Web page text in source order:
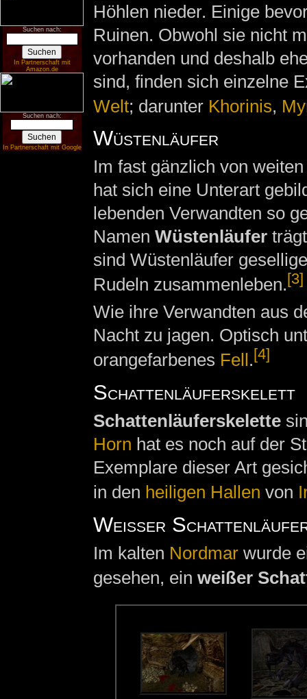
Suchen nach:
In Partnerschaft mit
Amazon.de
Suchen nach:
In Partnerschaft mit Google
Höhlen nieder. Einige
Ruinen. Obwohl sie nicht
vorhanden und deshalb
sind, finden sich einzelne
Welt; darunter Khorinis,
Wüstenläufer
Im fast gänzlich von
hat sich eine Unterart
lebenden Verwandten so
Namen Wüstenläufer
sind Wüstenläufer
Rudeln zusammenleben. [3]
Wie ihre Verwandten aus
Nacht zu jagen. Optisch
orangefarbenes Fell. [4]
Schattenläuferskelett
Schattenläuferskelette
Horn hat es noch auf der
Exemplare dieser Art
in den heiligen Hallen von
Weißer
Im kalten Nordmarwurde
gesehen, ein weißer